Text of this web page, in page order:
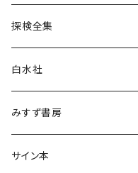
民族・風習
言語・ことば
探検全集
白水社
みすず書房
サイン本